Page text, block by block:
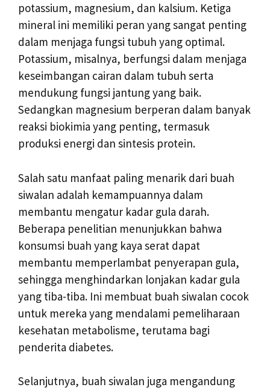
potassium, magnesium, dan kalsium. Ketiga
mineral ini memiliki peran yang sangat penting
dalam menjaga fungsi tubuh yang optimal.
Potassium, misalnya, berfungsi dalam menjaga
keseimbangan cairan dalam tubuh serta
mendukung fungsi jantung yang baik.
Sedangkan magnesium berperan dalam banyak
reaksi biokimia yang penting, termasuk
produksi energi dan sintesis protein.
Salah satu manfaat paling menarik dari buah
siwalan adalah kemampuannya dalam
membantu mengatur kadar gula darah.
Beberapa penelitian menunjukkan bahwa
konsumsi buah yang kaya serat dapat
membantu memperlambat penyerapan gula,
sehingga menghindarkan lonjakan kadar gula
yang tiba-tiba. Ini membuat buah siwalan cocok
untuk mereka yang mendalami pemeliharaan
kesehatan metabolisme, terutama bagi
penderita diabetes.
Selanjutnya, buah siwalan juga mengandung